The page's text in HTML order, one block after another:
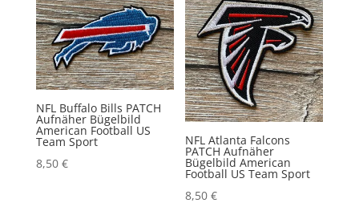
NFL Buffalo Bills PATCH
Aufnäher Bügelbild
American Football US
Team Sport
8,50 €
NFL Atlanta Falcons
PATCH Aufnäher
Bügelbild American
Football US Team Sport
8,50€